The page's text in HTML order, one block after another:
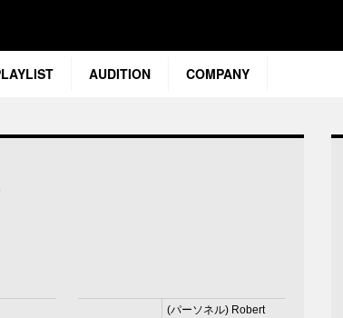
AUDITION COMPANY
(パーソネル) Robert